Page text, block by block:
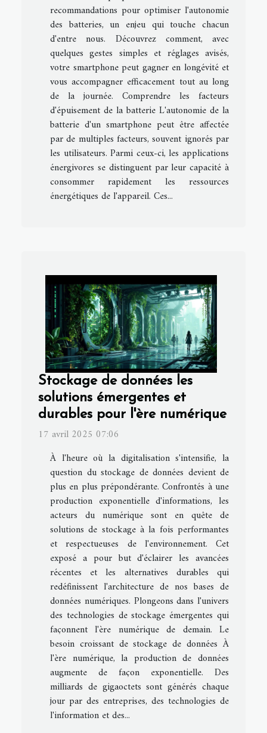
recommandations pour optimiser l'autonomie
des batteries, un enjeu qui touche chacun
d'entre nous. Découvrez comment, avec
quelques gestes simples et réglages avisés,
votre smartphone peut gagner en longévité et
vous accompagner efficacement tout au long
de la journée. Comprendre les facteurs
d'épuisement de la batterie L'autonomie de la
batterie d'un smartphone peut être affectée
par de multiples facteurs, souvent ignorés par
les utilisateurs. Parmi ceux-ci, les applications
énergivores se distinguent par leur capacité à
consommer rapidement les ressources
énergétiques de l'appareil. Ces...
Stockage de données les
solutions émergentes et
durables pour l'ère numérique
17 avril 2025 07:06
À l'heure où la digitalisation s'intensifie, la
question du stockage de données devient de
plus en plus prépondérante. Confrontés à une
production exponentielle d'informations, les
acteurs du numérique sont en quête de
solutions de stockage à la fois performantes
et respectueuses de l'environnement. Cet
exposé a pour but d'éclairer les avancées
récentes et les alternatives durables qui
redéfinissent l'architecture de nos bases de
données numériques. Plongeons dans l'univers
des technologies de stockage émergentes qui
façonnent l'ère numérique de demain. Le
besoin croissant de stockage de données À
l'ère numérique, la production de données
augmente de façon exponentielle. Des
milliards de gigaoctets sont générés chaque
jour par des entreprises, des technologies de
l'information et des...